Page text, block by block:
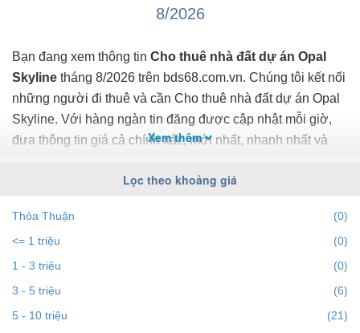
8/2026
Bạn đang xem thông tin Cho thuê nhà đất dự án Opal
Skyline tháng 8/2026 trên bds68.com.vn. Chúng tôi kết nối
những người đi thuê và cần Cho thuê nhà đất dự án Opal
Skyline. Với hàng ngàn tin đăng được cập nhật mỗi giờ,
đưa thông tin giá cả chính xác, mới nhất, nhanh nhất và
Skyline theo địa điểm, giá, diện tích, số phòng ngủ và
hướng để tìm ra BĐS mong muốn. Ngoài ra với tính năng
gợi ý những batdongsan liền kề cùng mức giá giúp bạn dễ
dàng tìm ra chính chủ của BĐS.
Xem thêm
Lọc theo khoảng giá
Thỏa Thuận
(0)
<= 1 triệu
(0)
1 - 3 triệu
(0)
3 - 5 triệu
(6)
5 - 10 triệu
(21)